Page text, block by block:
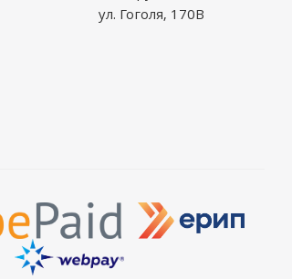
ул. Гоголя, 170В